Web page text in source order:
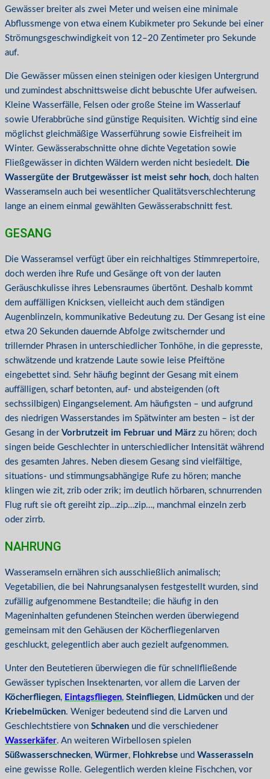
Gewässer breiter als zwei Meter und weisen eine minimale
Abflussmenge von etwa einem Kubikmeter pro Sekunde bei einer
Strömungsgeschwindigkeit von 12–20 Zentimeter pro Sekunde
auf.
Die Gewässer müssen einen steinigen oder kiesigen Untergrund
und zumindest abschnittsweise dicht bebuschte Ufer aufweisen.
Kleine Wasserfälle, Felsen oder große Steine im Wasserlauf
sowie Uferabbrüche sind günstige Requisiten. Wichtig sind eine
möglichst gleichmäßige Wasserführung sowie Eisfreiheit im
Winter. Gewässerabschnitte ohne dichte Vegetation sowie
Fließgewässer in dichten Wäldern werden nicht besiedelt. Die
Wassergüte der Brutgewässer ist meist sehr hoch, doch halten
Wasseramseln auch bei wesentlicher Qualitätsverschlechterung
lange an einem einmal gewählten Gewässerabschnitt fest.
GESANG
Die Wasseramsel verfügt über ein reichhaltiges Stimmrepertoire,
doch werden ihre Rufe und Gesänge oft von der lauten
Geräuschkulisse ihres Lebensraumes übertönt. Deshalb kommt
dem auffälligen Knicksen, vielleicht auch dem ständigen
Augenblinzeln, kommunikative Bedeutung zu. Der Gesang ist eine
etwa 20 Sekunden dauernde Abfolge zwitschernder und
trillernder Phrasen in unterschiedlicher Tonhöhe, in die gepresste,
schwätzende und kratzende Laute sowie leise Pfeiftöne
eingebettet sind. Sehr häufig beginnt der Gesang mit einem
auffälligen, scharf betonten, auf- und absteigenden (oft
sechssilbigen) Eingangselement. Am häufigsten – und aufgrund
des niedrigen Wasserstandes im Spätwinter am besten – ist der
Gesang in der Vorbrutzeit im Februar und März zu hören; doch
singen beide Geschlechter in unterschiedlicher Intensität während
des gesamten Jahres. Neben diesem Gesang sind vielfältige,
situations- und stimmungsabhängige Rufe zu hören; manche
klingen wie zit, zrib oder zrik; im deutlich hörbaren, schnurrenden
Flug ruft sie oft gereiht zip…zip…zip…, manchmal einzeln zerb
oder zirrb.
NAHRUNG
Wasseramseln ernähren sich ausschließlich animalisch;
Vegetabilien, die bei Nahrungsanalysen festgestellt wurden, sind
zufällig aufgenommene Bestandteile; die häufig in den
Mageninhalten gefundenen Steinchen werden überwiegend
gemeinsam mit den Gehäusen der Köcherfliegenlarven
geschluckt, gelegentlich aber auch gezielt aufgenommen.
Unter den Beutetieren überwiegen die für schnellfließende
Gewässer typischen Insektenarten, vor allem die Larven der
Köcherfliegen, Eintagsfliegen, Steinfliegen, Lidmücken und der
Kriebelmücken. Weniger bedeutend sind die Larven und
Geschlechtstiere von Schnaken und die verschiedener
Wasserkäfer. An weiteren Wirbellosen spielen
Süßwasserschnecken, Würmer, Flohkrebse und Wasserasseln
eine gewisse Rolle. Gelegentlich werden kleine Fischchen, vor